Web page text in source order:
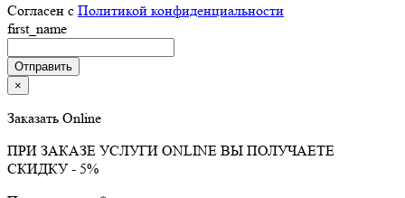
Согласен с Политикой конфиденциальности
first_name
×
Заказать Online
ПРИ ЗАКАЗЕ УСЛУГИ ONLINE ВЫ ПОЛУЧАЕТЕ
СКИДКУ - 5%